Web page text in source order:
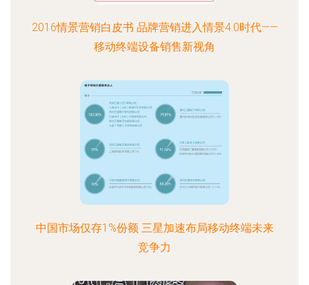
2016情景营销白皮书 品牌营销进入情景4.0时代——
移动终端设备销售新视角
中国市场仅存1%份额 三星加速布局移动终端未来
竞争力